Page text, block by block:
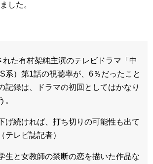
した。
れた有村架純主演のテレビドラマ「中
系）第1話の視聴率が、6％だったこと
記録は、ドラマの初回としてはかなり
。
げ続ければ、打ち切りの可能性も出て
テレビ誌記者）
生と女教師の禁断の恋を描いた作品な